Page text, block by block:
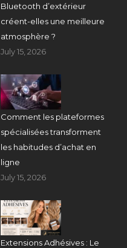
Bluetooth d’extérieur
créent-elles une meilleure
atmosphère ?
July 15, 2026
Comment les plateformes
spécialisées transforment
les habitudes d’achat en
ligne
July 15, 2026
Extensions Adhésives : Le